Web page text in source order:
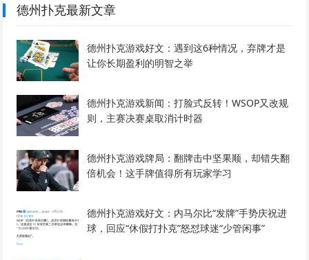
德州扑克最新文章
德州扑克游戏好文：遇到这6种情况，弃牌才是
让你长期盈利的明智之举
德州扑克游戏新闻：打脸式反转！WSOP又改规
则，主赛决赛桌取消计时器
德州扑克游戏牌局：翻牌击中坚果顺，却错失翻
倍机会！这手牌值得所有玩家学习
德州扑克游戏好文：内马尔比“发牌”手势庆祝进
球，回应“休假打扑克”怒怼球迷“少管闲事”